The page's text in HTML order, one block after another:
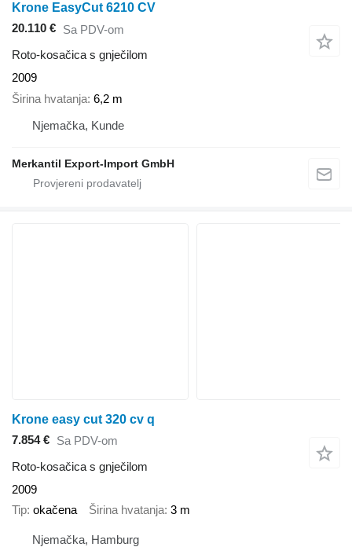
Krone EasyCut 6210 CV
20.110 € Sa PDV-om
Roto-kosačica s gnječilom
2009
Širina hvatanja 6,2 m
Njemačka, Kunde
Merkantil Export-Import GmbH
Krone easy cut 320 cv q
7.854 € Sa PDV-om
Roto-kosačica s gnječilom
2009
Tip okačena Širina hvatanja 3 m
Njemačka, Hamburg